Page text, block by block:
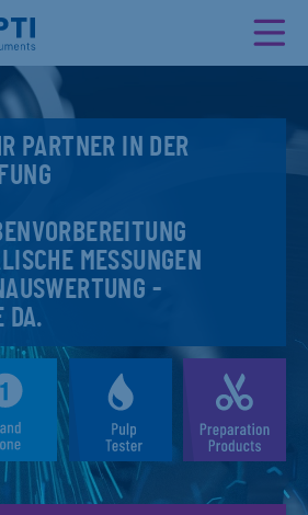
PARTNER IN DER
MESSUNGEN
-
DA.